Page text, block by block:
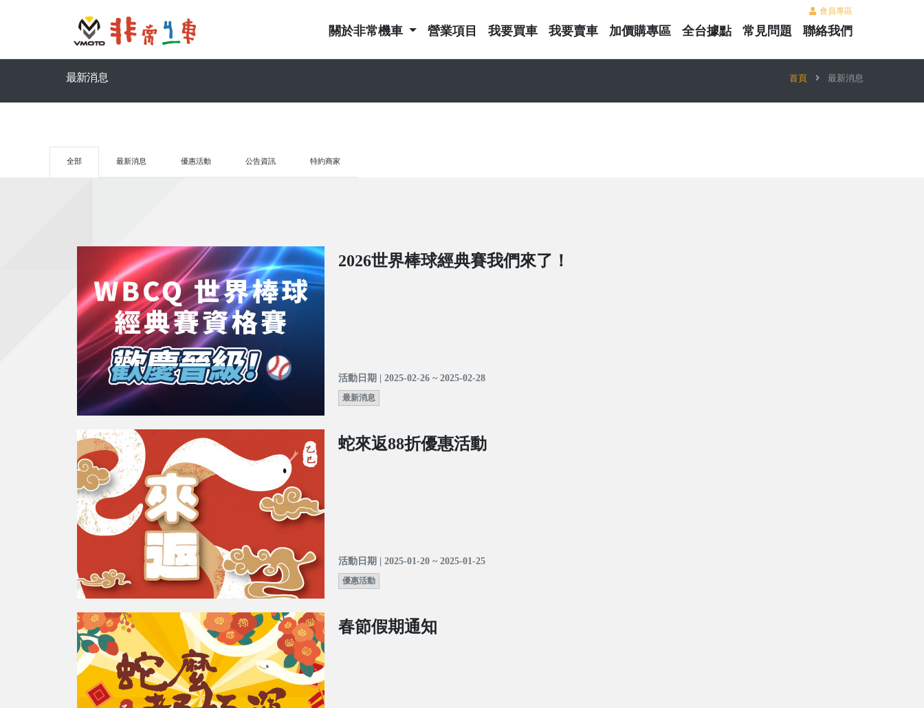
會員專區
關於非常機車 營業項目 我要買車 我要賣車 加價購專區 全台據點 常見問題 聯絡我們
最新消息 首頁 最新消息
全部 最新消息 優惠活動 公告資訊 特約商家
2026世界棒球經典賽我們來了！
活動日期 | 2025-02-26 ~ 2025-02-28
最新消息
蛇來返88折優惠活動
活動日期 | 2025-01-20 ~ 2025-01-25
優惠活動
春節假期通知